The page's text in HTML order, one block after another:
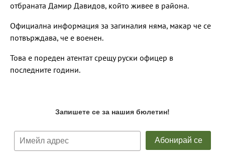
отбраната Дамир Давидов, който живее в района.
Официална информация за загиналия няма, макар че се
потвърждава, че е военен.
Това е пореден атентат срещу руски офицер в
последните години.